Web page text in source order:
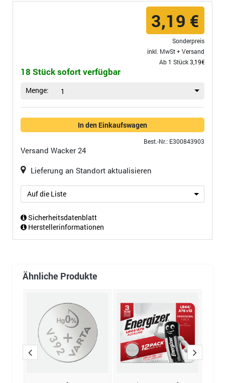
3,19 €
Sonderpreis
inkl. MwSt +Versand
Ab 1 Stück3,19€
18 Stück sofort verfügbar
Menge: 1
In den Einkaufswagen
Best.-Nr.: E300843903
Versand Wacker 24
Lieferung an Standort aktualisieren
Auf die Liste
Sicherheitsdatenblatt
Herstellerinformationen
Ähnliche Produkte